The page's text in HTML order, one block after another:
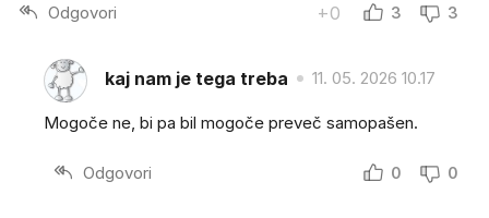
Odgovori +0 3 3
kaj nam je tega treba 11. 05. 2026 10.17
Mogoče ne, bi pa bil mogoče preveč samopašen.
Odgovori 0 0